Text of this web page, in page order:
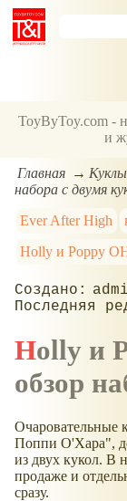
ToyByToy.com -
и
Главная Куклы
набора с двумя
Ever After High
Holly и Poppy
Holly и Poppy O`Hair, фото
обзор
Очаровательные
Поппи О'Хара",
из двух кукол. В
продаже и
сразу.